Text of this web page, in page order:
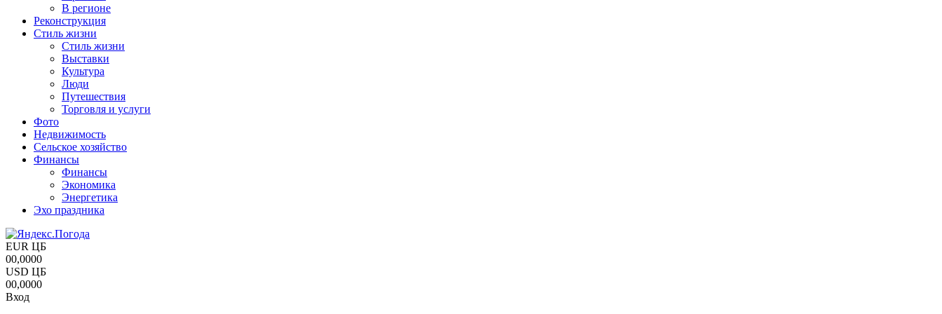
В регионе
Реконструкция
Стиль жизни
Стиль жизни
Выставки
Культура
Люди
Путешествия
Торговля и услуги
Фото
Недвижимость
Сельское хозяйство
Финансы
Финансы
Экономика
Энергетика
Эхо праздника
EUR ЦБ
00,0000
USD ЦБ
00,0000
Вход